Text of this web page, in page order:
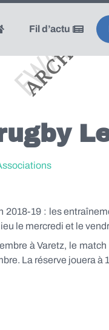
Fil d’actu
2018-19 : les
le mercredi et le
à Varetz, le
La réserve jouera à